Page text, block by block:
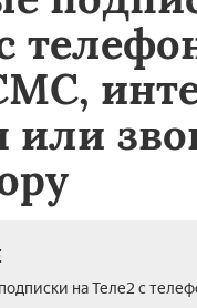
или
на Теле2 с